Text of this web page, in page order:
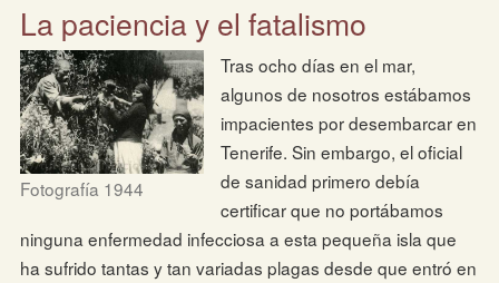
La paciencia y el fatalismo
Fotografía 1944
Tras ocho días en el mar,
algunos de nosotros estábamos
impacientes por desembarcar en
Tenerife. Sin embargo, el oficial
de sanidad primero debía
certificar que no portábamos
ninguna enfermedad infecciosa a esta pequeña isla que
ha sufrido tantas y tan variadas plagas desde que entró en